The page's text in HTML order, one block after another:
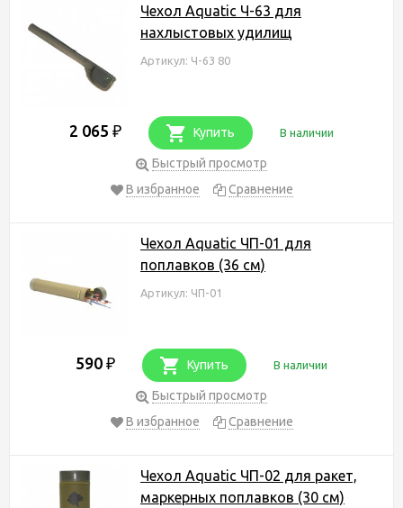
Чехол Aquatic Ч-63 для
нахлыстовых удилищ
Артикул: Ч-63 80
2 065 ₽ Купить В наличии
Быстрый просмотр
В избранное
Сравнение
Чехол Aquatic ЧП-01 для
поплавков (36 см)
Артикул: ЧП-01
590 ₽ Купить В наличии
Быстрый просмотр
В избранное
Сравнение
Чехол Aquatic ЧП-02 для ракет,
маркерных поплавков (30 см)